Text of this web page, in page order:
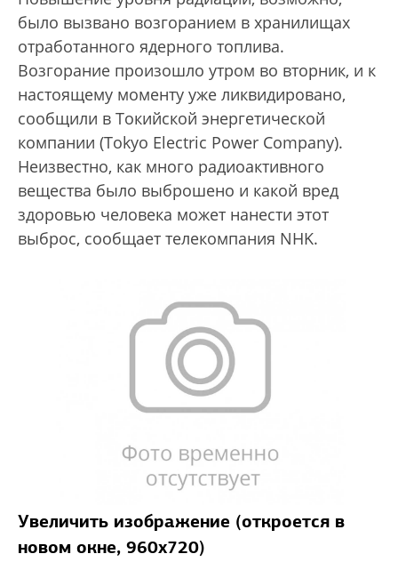
было вызвано возгоранием в хранилищах
отработанного ядерного топлива.
Возгорание произошло утром во вторник, и к
настоящему моменту уже ликвидировано,
сообщили в Токийской энергетической
компании (Tokyo Electric Power Company).
Неизвестно, как много радиоактивного
вещества было выброшено и какой вред
здоровью человека может нанести этот
выброс, сообщает телекомпания NHK.
Увеличить изображение (откроется в
новом окне, 960х720)